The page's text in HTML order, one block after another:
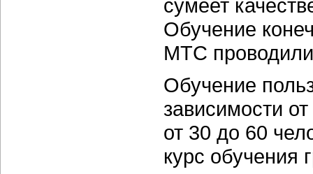
сумеет
Обучение
МТС
Обучение
зависимости
от 30 до 60
курс обучения